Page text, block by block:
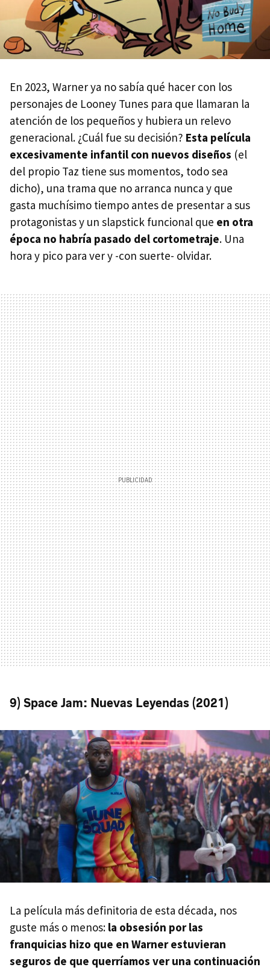
En 2023, Warner ya no sabía qué hacer con los
personajes de Looney Tunes para que llamaran la
atención de los pequeños y hubiera un relevo
generacional. ¿Cuál fue su decisión? Esta película
excesivamente infantil con nuevos diseños (el
del propio Taz tiene sus momentos, todo sea
dicho), una trama que no arranca nunca y que
gasta muchísimo tiempo antes de presentar a sus
protagonistas y un slapstick funcional que en otra
época no habría pasado del cortometraje. Una
hora y pico para ver y -con suerte- olvidar.
9) Space Jam: Nuevas Leyendas (2021)
La película más definitoria de esta década, nos
guste más o menos: la obsesión por las
franquicias hizo que en Warner estuvieran
seguros de que querríamos ver una continuación